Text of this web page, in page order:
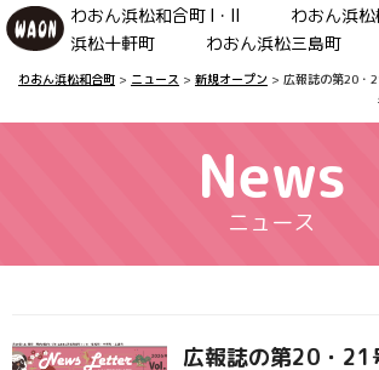
わおん浜松和合町 Ⅰ・Ⅱ わおん
浜松十軒町 わおん浜松三島町
わおん浜松和合町 > ニュース > 新規オープン > 広報誌の第20・
News
ニュース
広報誌の第20・